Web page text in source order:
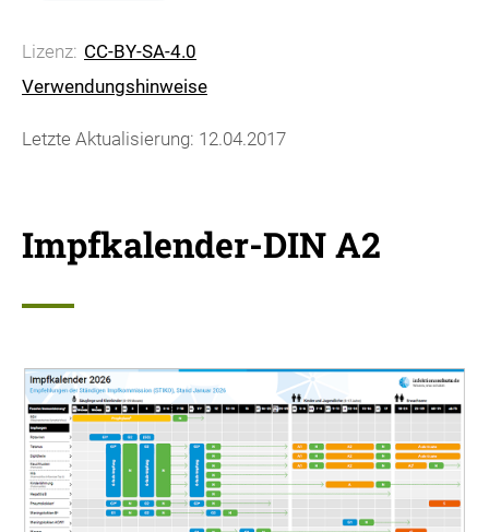
Lizenz: CC-BY-SA-4.0
Verwendungshinweise
Letzte Aktualisierung: 12.04.2017
Impfkalender-DIN A2